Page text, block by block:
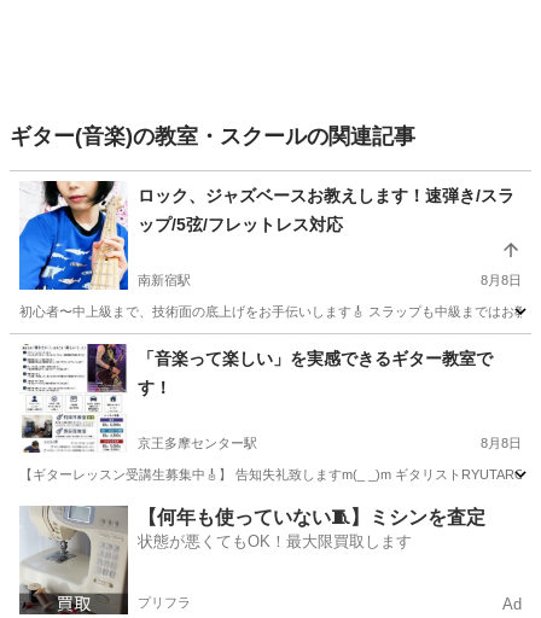
ギター(音楽)の教室・スクールの関連記事
ロック、ジャズベースお教えします！速弾き/スラ
ップ/5弦/フレットレス対応
南新宿駅 8月8日
初心者〜中上級まで、技術面の底上げをお手伝いします🎸 スラップも中級まではお
東京 渋谷区 南新宿駅 ベース スラップ
「音楽って楽しい」を実感できるギター教室で
す！
京王多摩センター駅 8月8日
【ギターレッスン受講生募集中🎸】 告知失礼致しますm(_ _)m ギタリスト
東京 多摩市 京王多摩センター駅 ギター レッスン
【何年も使っていない🧵】ミシンを査定
状態が悪くてもOK！最大限買取します
プリフラ Ad